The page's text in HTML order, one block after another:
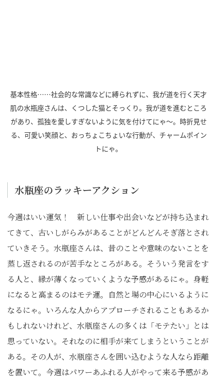
基本性格……社会的な常識などに縛られずに、我が道を行く天才
肌の水瓶座さんは、くつした猫とそっくり。我が道を進むところ
があり、孤独を愛しすぎないように気を付けてにゃ～。時折見せ
る、可愛い笑顔と、おっちょこちょいな行動が、チャームポイン
トにゃ。
水瓶座のラッキーアクション
今週はいい運気！ 新しい仕事や出会いなどが持ち込まれ
てきて、古いしがらみがあることがどんどんそぎ落とされ
ていきそう。水瓶座さんは、昔のことや意味のないことを
蒸し返されるのが苦手なところがある。そういう発言をす
る人と、縁が薄くなっていくような予感があるにゃ。身軽
になると高まるのはモテ運。自然と場の中心にいるように
なるにゃ。いろんな人からアプローチされることもあるか
もしれないけれど、水瓶座さんの多くは「モテたい」とは
思っていない。それなのに相手が来てしまうということが
ある。その人が、水瓶座さんを囲い込むような人なら距離
を置いて。今週はパワーあふれる人がやって来る予感があ